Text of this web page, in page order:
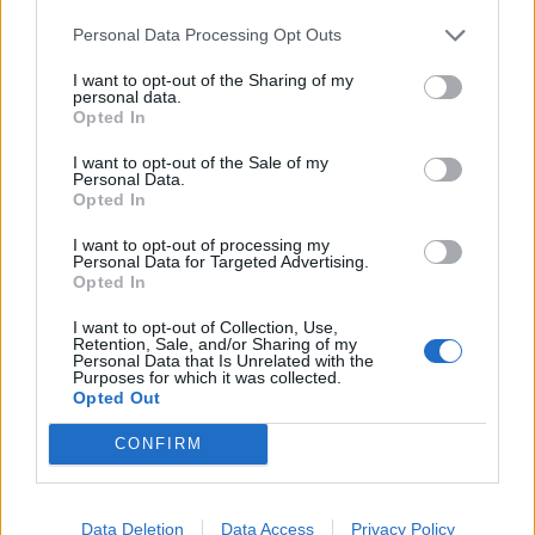
Personal Data Processing Opt Outs
I want to opt-out of the Sharing of my
personal data.
Opted In
I want to opt-out of the Sale of my
Personal Data.
Opted In
I want to opt-out of processing my
Personal Data for Targeted Advertising.
Opted In
I want to opt-out of Collection, Use,
Retention, Sale, and/or Sharing of my
Personal Data that Is Unrelated with the
Purposes for which it was collected.
Opted Out
CONFIRM
Data Deletion Data Access Privacy Policy
ΕΙΔΗΣΕΙΣ 10 Αυγούστου 2026
καρκίνου στην Ελλάδα – Τι προβλέπει ο νέος νόμος
10 Αυγούστου 2026
Μπορεί η vegan διατροφή να επιβραδύνει τη
βιολογική γήρανση; Τι έδειξε νέα μελέτη
ΥΓΕΙΑ 10 Αυγούστου 2026 12:56
Φυσικοθεραπεία: Η κίνηση δεν είναι μόνο